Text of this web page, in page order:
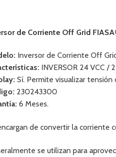
de Corriente Off Grid
Inversor de Corriente Off
INVERSOR 24 VCC /
Sí. Permite visualizar
230243300
6 Meses.
de convertir la corriente
se utilizan para